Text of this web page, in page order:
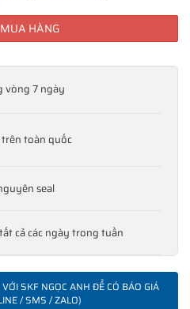
HÀNG
vòng 7 ngày
toàn quốc
seal
cả các ngày trong tuần
SKF NGỌC ANH ĐỂ CÓ BÁO GIÁ
/ SMS / ZALO)